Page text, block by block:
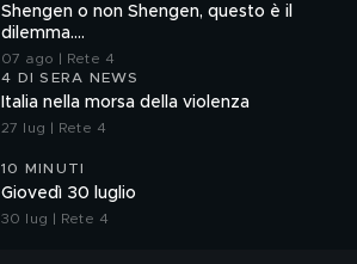
Shengen o non Shengen, questo è il
dilemma....
07 ago | Rete 4
4 DI SERA NEWS
Italia nella morsa della violenza
27 lug | Rete 4
10 MINUTI
Giovedì 30 luglio
30 lug | Rete 4